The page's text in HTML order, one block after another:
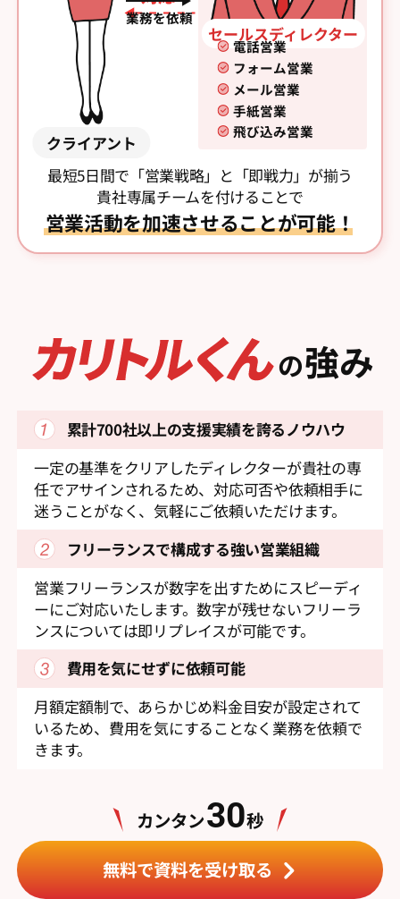
クライアント
業務を依頼
セールスディレクター
電話営業
フォーム営業
メール営業
手紙営業
飛び込み営業
最短5日間で「営業戦略」と「即戦力」が揃う
貴社専属チームを付けることで
営業活動を加速させることが可能！
の強み
累計700社以上の支援実績を誇るノウハウ
一定の基準をクリアしたディレクターが貴社の専
任でアサインされるため、対応可否や依頼相手に
迷うことがなく、気軽にご依頼いただけます。
フリーランスで構成する強い営業組織
営業フリーランスが数字を出すためにスピーディ
ーにご対応いたします。数字が残せないフリーラ
ンスについては即リプレイスが可能です。
費用を気にせずに依頼可能
月額定額制で、あらかじめ料金目安が設定されて
いるため、費用を気にすることなく業務を依頼で
きます。
カンタン30秒
無料で資料を受け取る